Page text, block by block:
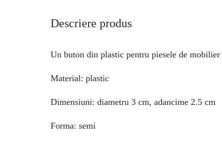
Descriere produs
Un buton din plastic pentru piesele de
Material: plastic
Dimensiuni: diametru 3 cm, adancime 2.5 cm
Forma: semi